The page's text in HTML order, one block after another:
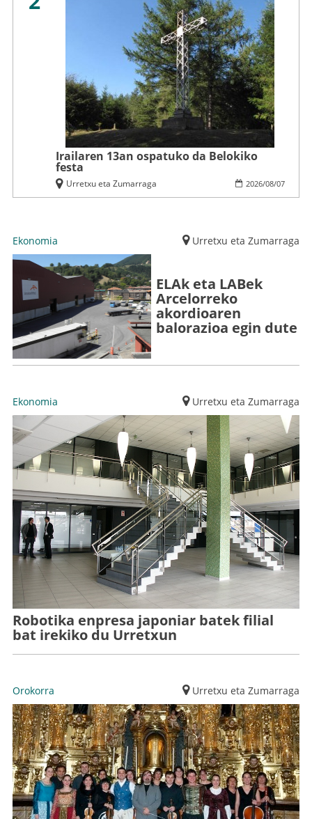
Irailaren 13an ospatuko da Belokiko
festa
2026/08/07
Urretxu eta Zumarraga
Ekonomia Urretxu eta Zumarraga
ELAk eta LABek
Arcelorreko
akordioaren
balorazioa egin dute
Ekonomia Urretxu eta Zumarraga
Robotika enpresa japoniar batek filial
bat irekiko du Urretxun
Orokorra Urretxu eta Zumarraga